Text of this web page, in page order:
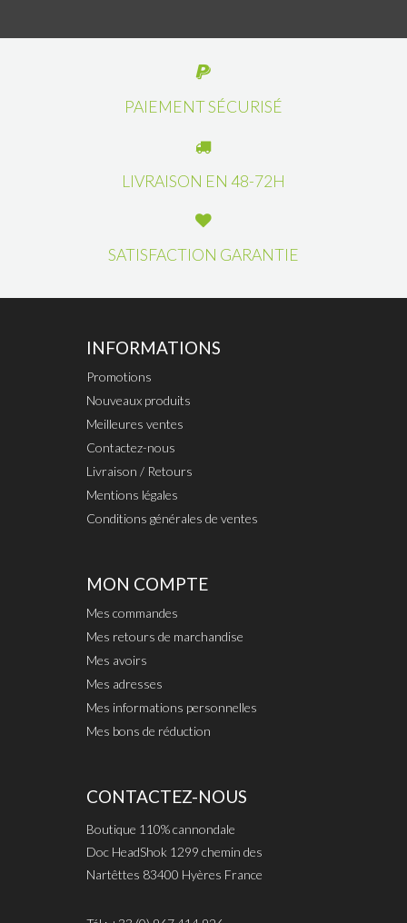
PAIEMENT SÉCURISÉ
LIVRAISON EN 48-72H
SATISFACTION GARANTIE
INFORMATIONS
Promotions
Nouveaux produits
Meilleures ventes
Contactez-nous
Livraison / Retours
Mentions légales
Conditions générales de ventes
MON COMPTE
Mes commandes
Mes retours de marchandise
Mes avoirs
Mes adresses
Mes informations personnelles
Mes bons de réduction
CONTACTEZ-NOUS
Boutique 110% cannondale
Doc HeadShok 1299 chemin des
Nartêttes 83400 Hyères France